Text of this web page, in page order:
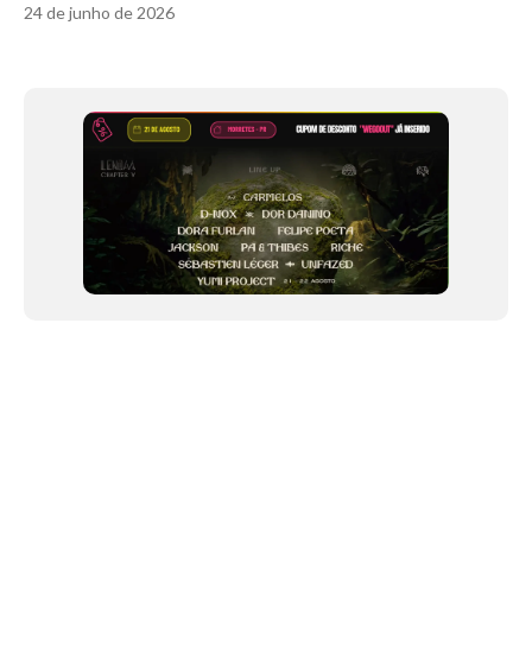
24 de junho de 2026